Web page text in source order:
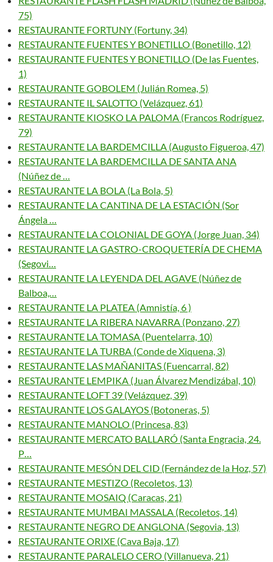
75)
RESTAURANTE FORTUNY (Fortuny, 34)
RESTAURANTE FUENTES Y BONETILLO (Bonetillo, 12)
RESTAURANTE FUENTES Y BONETILLO (De las Fuentes,
1)
RESTAURANTE GOBOLEM (Julián Romea, 5)
RESTAURANTE IL SALOTTO (Velázquez, 61)
RESTAURANTE KIOSKO LA PALOMA (Francos Rodríguez,
79)
RESTAURANTE LA BARDEMCILLA (Augusto Figueroa, 47)
RESTAURANTE LA BARDEMCILLA DE SANTA ANA
(Núñez de …
RESTAURANTE LA BOLA (La Bola, 5)
RESTAURANTE LA CANTINA DE LA ESTACIÓN (Sor
Ángela …
RESTAURANTE LA COLONIAL DE GOYA (Jorge Juan, 34)
RESTAURANTE LA GASTRO-CROQUETERÍA DE CHEMA
(Segovi…
RESTAURANTE LA LEYENDA DEL AGAVE (Núñez de
Balboa,…
RESTAURANTE LA PLATEA (Amnistía, 6 )
RESTAURANTE LA RIBERA NAVARRA (Ponzano, 27)
RESTAURANTE LA TOMASA (Puentelarra, 10)
RESTAURANTE LA TURBA (Conde de Xiquena, 3)
RESTAURANTE LAS MAÑANITAS (Fuencarral, 82)
RESTAURANTE LEMPIKA (Juan Álvarez Mendizábal, 10)
RESTAURANTE LOFT 39 (Velázquez, 39)
RESTAURANTE LOS GALAYOS (Botoneras, 5)
RESTAURANTE MANOLO (Princesa, 83)
RESTAURANTE MERCATO BALLARÓ (Santa Engracia, 24.
P…
RESTAURANTE MESÓN DEL CID (Fernández de la Hoz, 57)
RESTAURANTE MESTIZO (Recoletos, 13)
RESTAURANTE MOSAIQ (Caracas, 21)
RESTAURANTE MUMBAI MASSALA (Recoletos, 14)
RESTAURANTE NEGRO DE ANGLONA (Segovia, 13)
RESTAURANTE ORIXE (Cava Baja, 17)
RESTAURANTE PARALELO CERO (Villanueva, 21)